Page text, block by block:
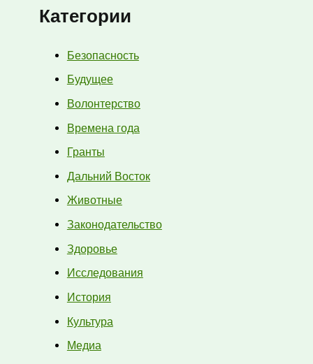
Категории
Безопасность
Будущее
Волонтерство
Времена года
Гранты
Дальний Восток
Животные
Законодательство
Здоровье
Исследования
История
Культура
Медиа